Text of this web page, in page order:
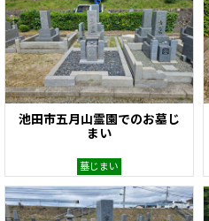
池田市五月山霊園でのお墓じ
まい
墓じまい